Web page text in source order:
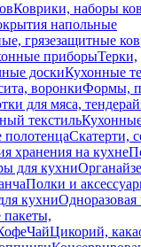
Коврики, наборы
напольные
грязезащитные
приборыТерки,
доскиКухонные
воронкиФормы,
для мяса,
текстиль
Скатерти,
хранения на кухне
для кухни
Полки и
кухниОдноразовая
ЧайЦикорий,